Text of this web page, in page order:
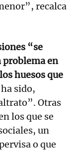
recalca
“se
problema en
huesos que
sido,
Otras
los que se
un
o que